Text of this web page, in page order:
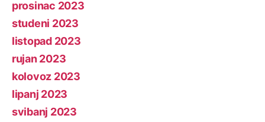
prosinac 2023
studeni 2023
listopad 2023
rujan 2023
kolovoz 2023
lipanj 2023
svibanj 2023